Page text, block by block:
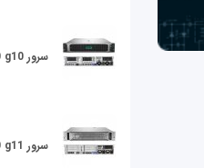
سرور dl380 g10
سرور dl380 g11